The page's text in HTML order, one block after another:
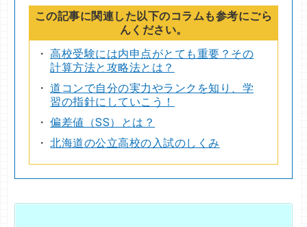
この記事に関連した以下のコラムも参考にごら
んください。
高校受験には内申点がとても重要？その
計算方法と攻略法とは？
道コンで自分の実力やランクを知り、学
習の指針にしていこう！
偏差値（SS）とは？
北海道の公立高校の入試のしくみ